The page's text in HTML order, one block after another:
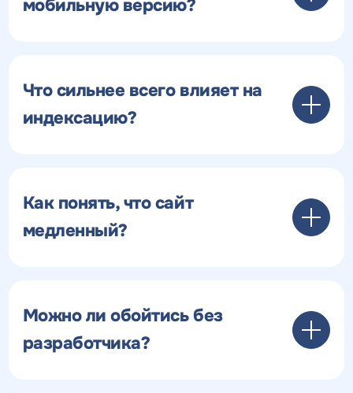
мобильную версию?
Что сильнее всего влияет на
индексацию?
Как понять, что сайт
медленный?
Можно ли обойтись без
разработчика?